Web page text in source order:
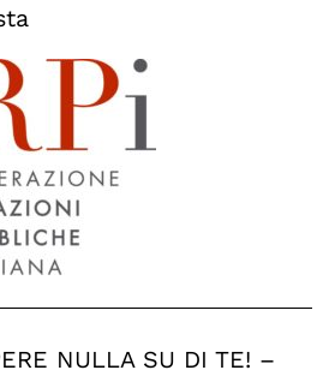
NULLA SU DI TE! –